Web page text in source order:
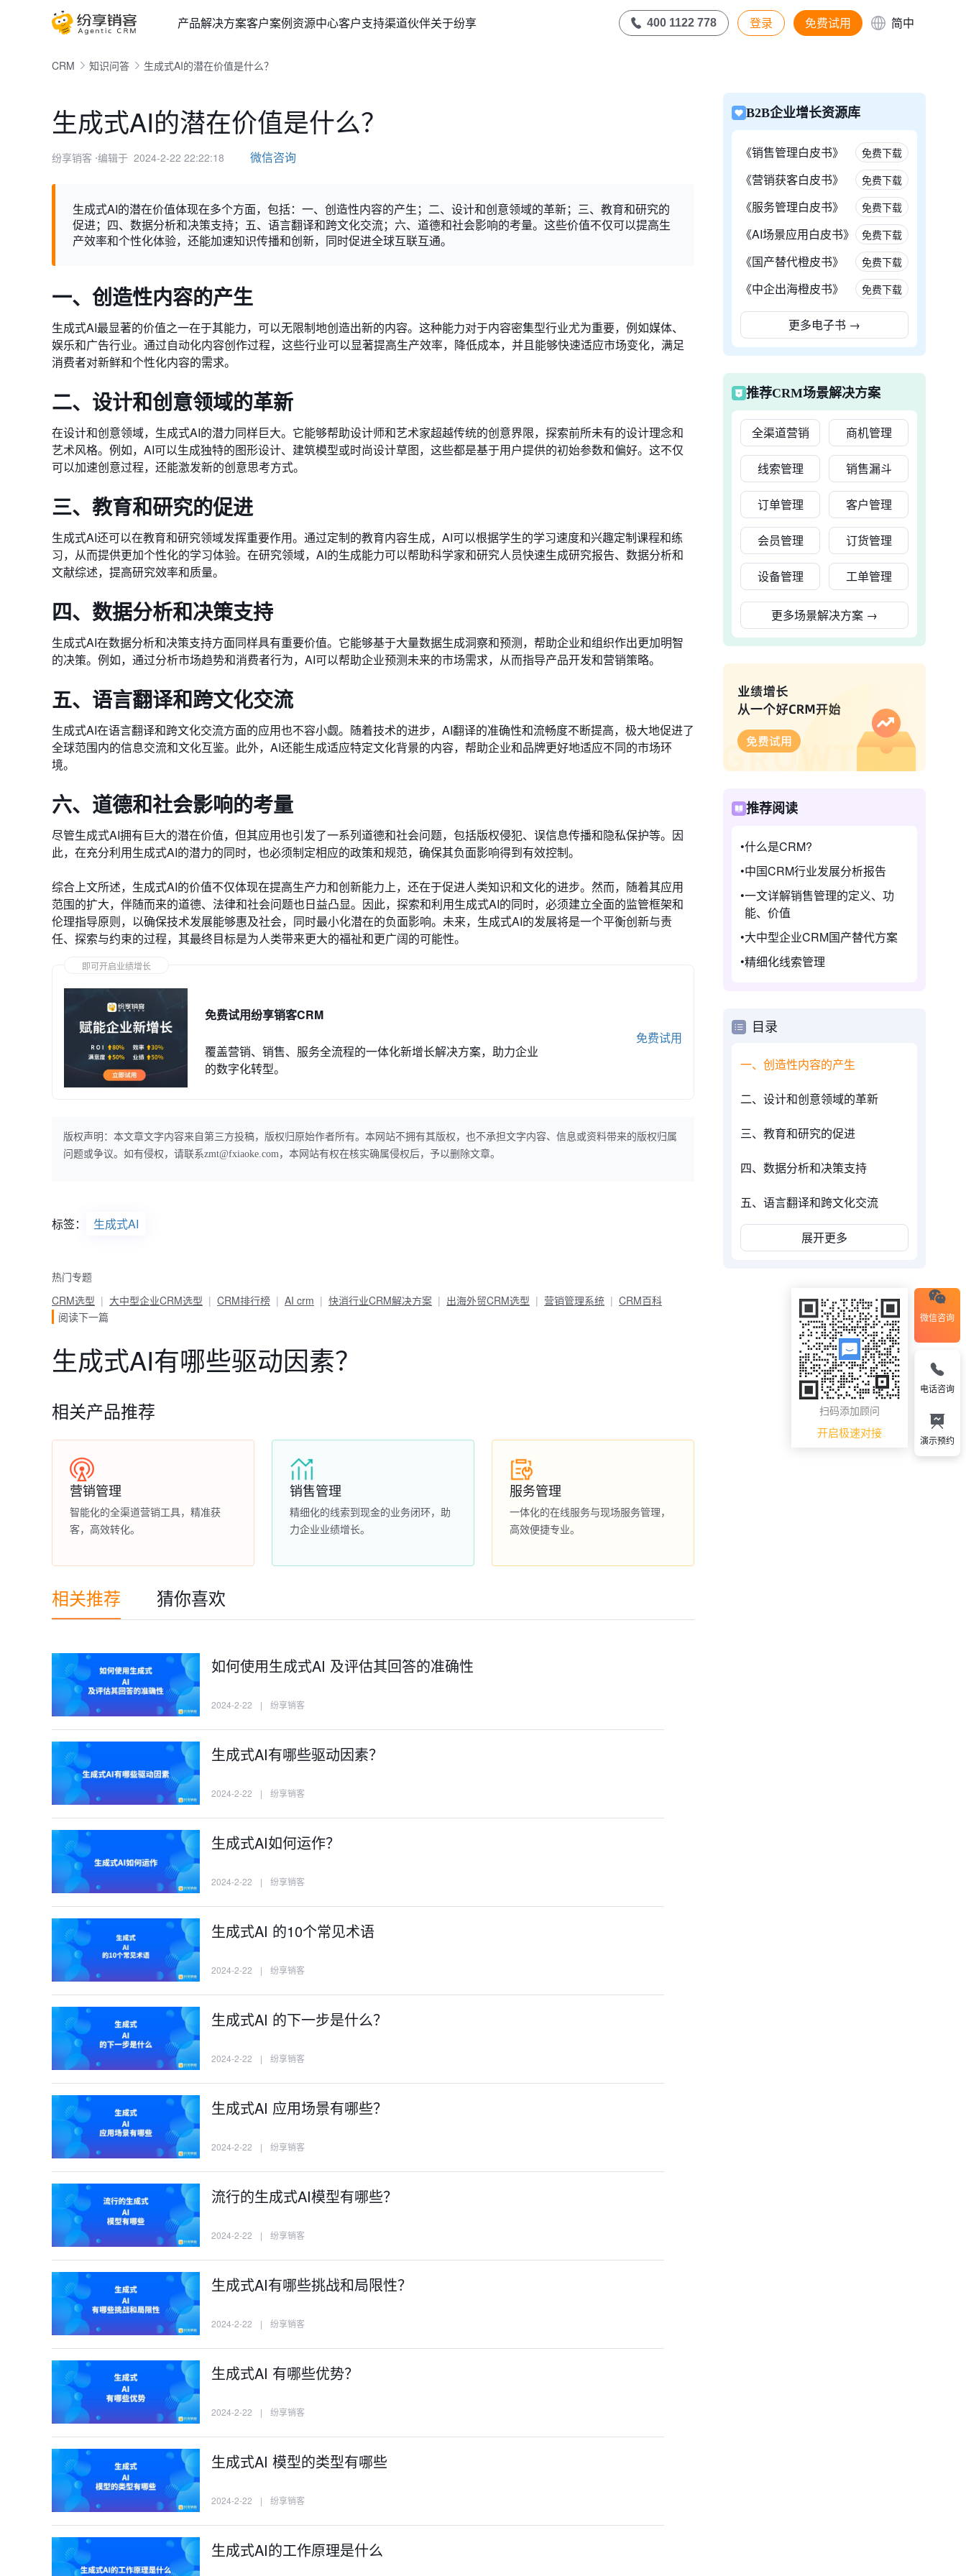
产品解决方案客户案例资源中心客户支持渠道伙伴关于纷享 400 1122 778 登录 免费试用 简中
CRM 知识问答 生成式AI的潜在价值是什么？
生成式AI的潜在价值是什么？
纷享销客 ⋅编辑于 2024-2-22 22:22:18 微信咨询
生成式AI的潜在价值体现在多个方面，包括：一、创造性内容的产生；二、设计和创意领域的革新；三、教育和研究的
促进；四、数据分析和决策支持；五、语言翻译和跨文化交流；六、道德和社会影响的考量。这些价值不仅可以提高生
产效率和个性化体验，还能加速知识传播和创新，同时促进全球互联互通。
一、创造性内容的产生
生成式AI最显著的价值之一在于其能力，可以无限制地创造出新的内容。这种能力对于内容密集型行业尤为重要，例如媒体、
娱乐和广告行业。通过自动化内容创作过程，这些行业可以显著提高生产效率，降低成本，并且能够快速适应市场变化，满足
消费者对新鲜和个性化内容的需求。
二、设计和创意领域的革新
在设计和创意领域，生成式AI的潜力同样巨大。它能够帮助设计师和艺术家超越传统的创意界限，探索前所未有的设计理念和
艺术风格。例如，AI可以生成独特的图形设计、建筑模型或时尚设计草图，这些都是基于用户提供的初始参数和偏好。这不仅
可以加速创意过程，还能激发新的创意思考方式。
三、教育和研究的促进
生成式AI还可以在教育和研究领域发挥重要作用。通过定制的教育内容生成，AI可以根据学生的学习速度和兴趣定制课程和练
习，从而提供更加个性化的学习体验。在研究领域，AI的生成能力可以帮助科学家和研究人员快速生成研究报告、数据分析和
文献综述，提高研究效率和质量。
四、数据分析和决策支持
生成式AI在数据分析和决策支持方面同样具有重要价值。它能够基于大量数据生成洞察和预测，帮助企业和组织作出更加明智
的决策。例如，通过分析市场趋势和消费者行为，AI可以帮助企业预测未来的市场需求，从而指导产品开发和营销策略。
五、语言翻译和跨文化交流
生成式AI在语言翻译和跨文化交流方面的应用也不容小觑。随着技术的进步，AI翻译的准确性和流畅度不断提高，极大地促进了
全球范围内的信息交流和文化互鉴。此外，AI还能生成适应特定文化背景的内容，帮助企业和品牌更好地适应不同的市场环
境。
六、道德和社会影响的考量
尽管生成式AI拥有巨大的潜在价值，但其应用也引发了一系列道德和社会问题，包括版权侵犯、误信息传播和隐私保护等。因
此，在充分利用生成式AI的潜力的同时，也必须制定相应的政策和规范，确保其负面影响得到有效控制。
综合上文所述，生成式AI的价值不仅体现在提高生产力和创新能力上，还在于促进人类知识和文化的进步。然而，随着其应用
范围的扩大，伴随而来的道德、法律和社会问题也日益凸显。因此，探索和利用生成式AI的同时，必须建立全面的监管框架和
伦理指导原则，以确保技术发展能够惠及社会，同时最小化潜在的负面影响。未来，生成式AI的发展将是一个平衡创新与责
任、探索与约束的过程，其最终目标是为人类带来更大的福祉和更广阔的可能性。
即可开启业绩增长
免费试用纷享销客CRM
覆盖营销、销售、服务全流程的一体化新增长解决方案，助力企业
的数字化转型。
免费试用
版权声明：本文章文字内容来自第三方投稿，版权归原始作者所有。本网站不拥有其版权，也不承担文字内容、信息或资料带来的版权归属
问题或争议。如有侵权，请联系zmt@fxiaoke.com，本网站有权在核实确属侵权后，予以删除文章。
标签： 生成式AI
热门专题
CRM选型
大中型企业CRM选型 CRM排行榜 AI crm 快消行业CRM解决方案 出海外贸CRM选型 营销管理系统
CRM百科
阅读下一篇
生成式AI有哪些驱动因素？
相关产品推荐
营销管理
智能化的全渠道营销工具，精准获
客，高效转化。
销售管理
精细化的线索到现金的业务闭环，助
力企业业绩增长。
服务管理
一体化的在线服务与现场服务管理，
高效便捷专业。
B2B企业增长资源库
《销售管理白皮书》 免费下载
《营销获客白皮书》 免费下载
《服务管理白皮书》 免费下载
《AI场景应用白皮书》 免费下载
《国产替代橙皮书》 免费下载
《中企出海橙皮书》 免费下载
更多电子书 →
推荐CRM场景解决方案
全渠道营销 商机管理
线索管理 销售漏斗
订单管理 客户管理
会员管理 订货管理
设备管理 工单管理
更多场景解决方案 →
推荐阅读
什么是CRM?
中国CRM行业发展分析报告
一文详解销售管理的定义、功
能、价值
大中型企业CRM国产替代方案
精细化线索管理
目录
一、创造性内容的产生
二、设计和创意领域的革新
三、教育和研究的促进
四、数据分析和决策支持
五、语言翻译和跨文化交流
展开更多
相关推荐 猜你喜欢
如何使用生成式AI 及评估其回答的准确性
2024-2-22 | 纷享销客
生成式AI有哪些驱动因素？
2024-2-22 | 纷享销客
生成式AI如何运作？
2024-2-22 | 纷享销客
生成式AI 的10个常见术语
2024-2-22 | 纷享销客
生成式AI 的下一步是什么？
2024-2-22 | 纷享销客
生成式AI 应用场景有哪些？
2024-2-22 | 纷享销客
流行的生成式AI模型有哪些？
2024-2-22 | 纷享销客
生成式AI有哪些挑战和局限性？
2024-2-22 | 纷享销客
生成式AI 有哪些优势？
2024-2-22 | 纷享销客
生成式AI 模型的类型有哪些
2024-2-22 | 纷享销客
生成式AI的工作原理是什么
微信咨询
扫码添加顾问
开启极速对接
电话咨询
演示预约